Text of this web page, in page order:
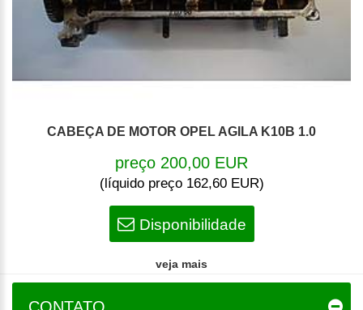
CABEÇA DE MOTOR OPEL AGILA K10B 1.0
preço 200,00 EUR
(líquido preço 162,60 EUR)
Disponibilidade
veja mais